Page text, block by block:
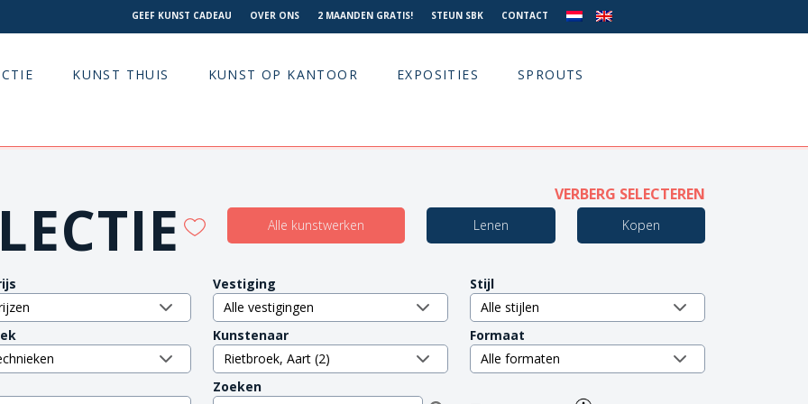
GEEF KUNST CADEAU OVER ONS 2 MAANDEN GRATIS! STEUN SBK CONTACT
KUNST THUIS KUNST OP KANTOOR EXPOSITIES SPROUTS
VERBERG SELECTEREN
Alle kunstwerken Lenen Kopen
Vestiging Stijl
Kunstenaar Formaat
Zoeken